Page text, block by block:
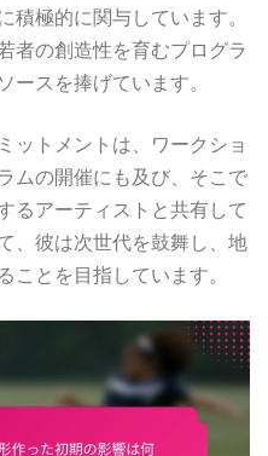
極的に関与しています。
者の創造性を育むプログラ
スを捧げています。
ットメントは、ワークショ
ムの開催にも及び、そこで
るアーティストと共有して
、彼は次世代を鼓舞し、地
とを目指しています。